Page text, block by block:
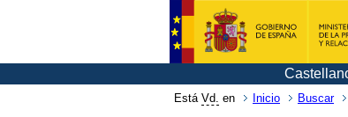
Está Vd. en Inicio Buscar